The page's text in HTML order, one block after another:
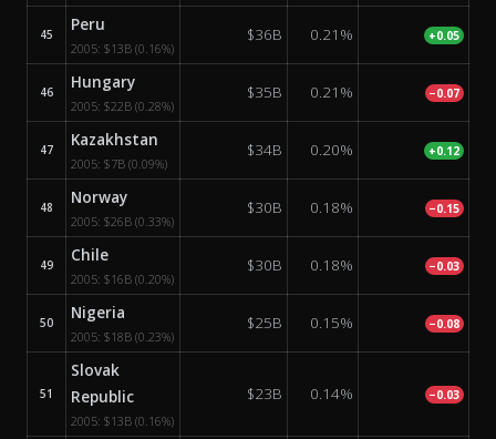
45 Peru
2005: $13B (0.16%)
$36B 0.21% +0.05
46 Hungary
2005: $22B (0.28%)
$35B 0.21% −0.07
47 Kazakhstan
2005: $7B (0.09%)
$34B 0.20% +0.12
48 Norway
2005: $26B (0.33%)
$30B 0.18% −0.15
49 Chile
2005: $16B (0.20%)
$30B 0.18% −0.03
50 Nigeria
2005: $18B (0.23%)
$25B 0.15% −0.08
51
Slovak
Republic
2005: $13B (0.16%)
$23B 0.14% −0.03